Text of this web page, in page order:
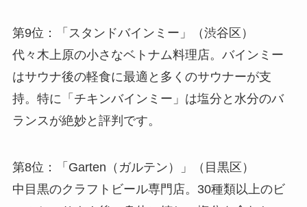
第9位：「スタンドバインミー」（渋谷区）
代々木上原の小さなベトナム料理店。バインミー
はサウナ後の軽食に最適と多くのサウナーが支
持。特に「チキンバインミー」は塩分と水分のバ
ランスが絶妙と評判です。
第8位：「Garten（ガルテン）」（目黒区）
中目黒のクラフトビール専門店。30種類以上のビ